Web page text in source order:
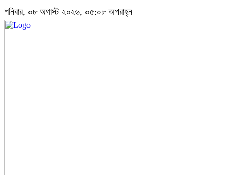
শনিবার, ০৮ অগাস্ট ২০২৬, ০৫:০৮ অপরাহ্ন